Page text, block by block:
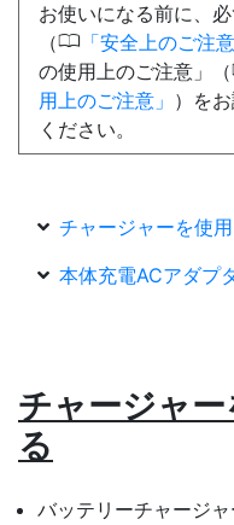
お使いになる前に、
（0 安全上のご注意
の使用上のご注意」（
用上のご注意
）を
ください。
チャージャーを使
本体充電ACアダプ
チャージャ
る
バッテリーチャージャ